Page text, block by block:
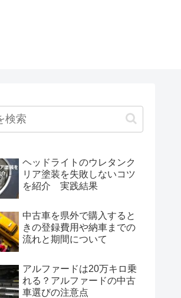
ヘッドライトのウレタンク
リア塗装を失敗しないコツ
を紹介 実践結果
中古車を県外で購入すると
きの登録費用や納車までの
流れと期間について
アルファードは20万キロ乗
れる？アルファードの中古
車選びの注意点